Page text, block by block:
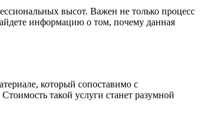
высот. Важен не только процесс
информацию о том, почему данная
который сопоставимо с
Стоимость такой услуги станет разумной